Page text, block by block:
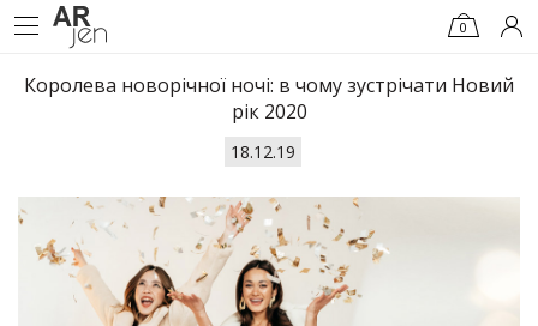
0
Королева новорічної ночі: в чому зустрічати Новий
рік 2020
18.12.19